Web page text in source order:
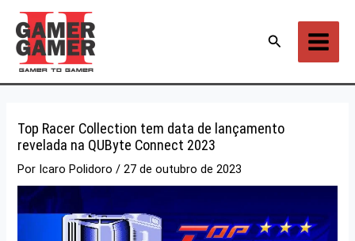
para
conteúdo
Pesquisar
Top Racer Collection tem data de lançamento
revelada na QUByte Connect 2023
Por Icaro Polidoro/27 de outubro de 2023